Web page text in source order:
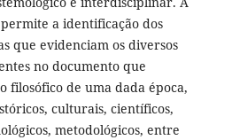
a identificação dos
que evidenciam os diversos
no documento que
filosófico de uma dada época,
culturais, científicos,
metodológicos, entre